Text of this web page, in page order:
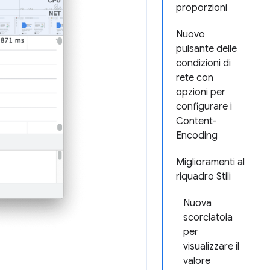
proporzioni
Nuovo
pulsante delle
condizioni di
rete con
opzioni per
configurare i
Content-
Encoding
Miglioramenti al
riquadro Stili
Nuova
scorciatoia
per
visualizzare il
valore